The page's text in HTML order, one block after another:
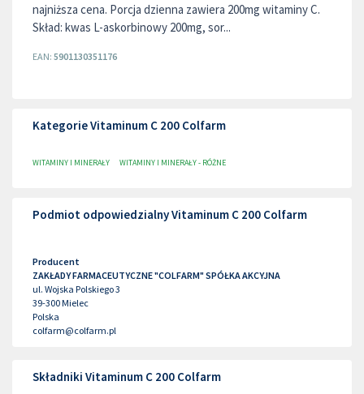
najniższa cena. Porcja dzienna zawiera 200mg witaminy C.
Skład: kwas L-askorbinowy 200mg, sor...
EAN: 5901130351176
Kategorie Vitaminum C 200 Colfarm
WITAMINY I MINERAŁY WITAMINY I MINERAŁY - RÓŻNE
Podmiot odpowiedzialny Vitaminum C 200 Colfarm
Producent
ZAKŁADY FARMACEUTYCZNE "COLFARM" SPÓŁKA AKCYJNA
ul. Wojska Polskiego 3
39-300Mielec
Polska
colfarm@colfarm.pl
Składniki Vitaminum C 200 Colfarm